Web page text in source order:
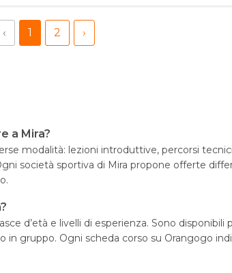
‹ 1 2 ›
a Mira?
modalità: lezioni introduttive, percorsi
società sportiva di Mira propone offerte
d’età e livelli di esperienza. Sono
in gruppo. Ogni scheda corso su Orangogo